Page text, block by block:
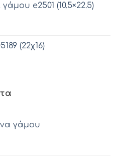
e2501 (10.5×22.5)
(22χ16)
γάμου